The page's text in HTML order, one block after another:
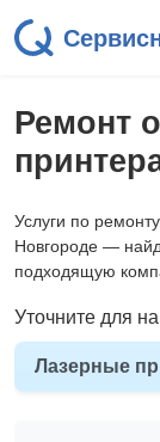
Ремонт
Услуги по
Новгороде —
подходящую
Уточните для
Лазерные